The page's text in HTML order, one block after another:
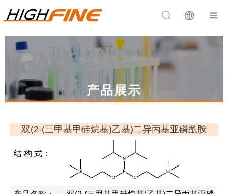
 
产品展示
双(2-(三甲基甲硅烷基)乙基)二异丙基亚磷酰胺
结 构 式：